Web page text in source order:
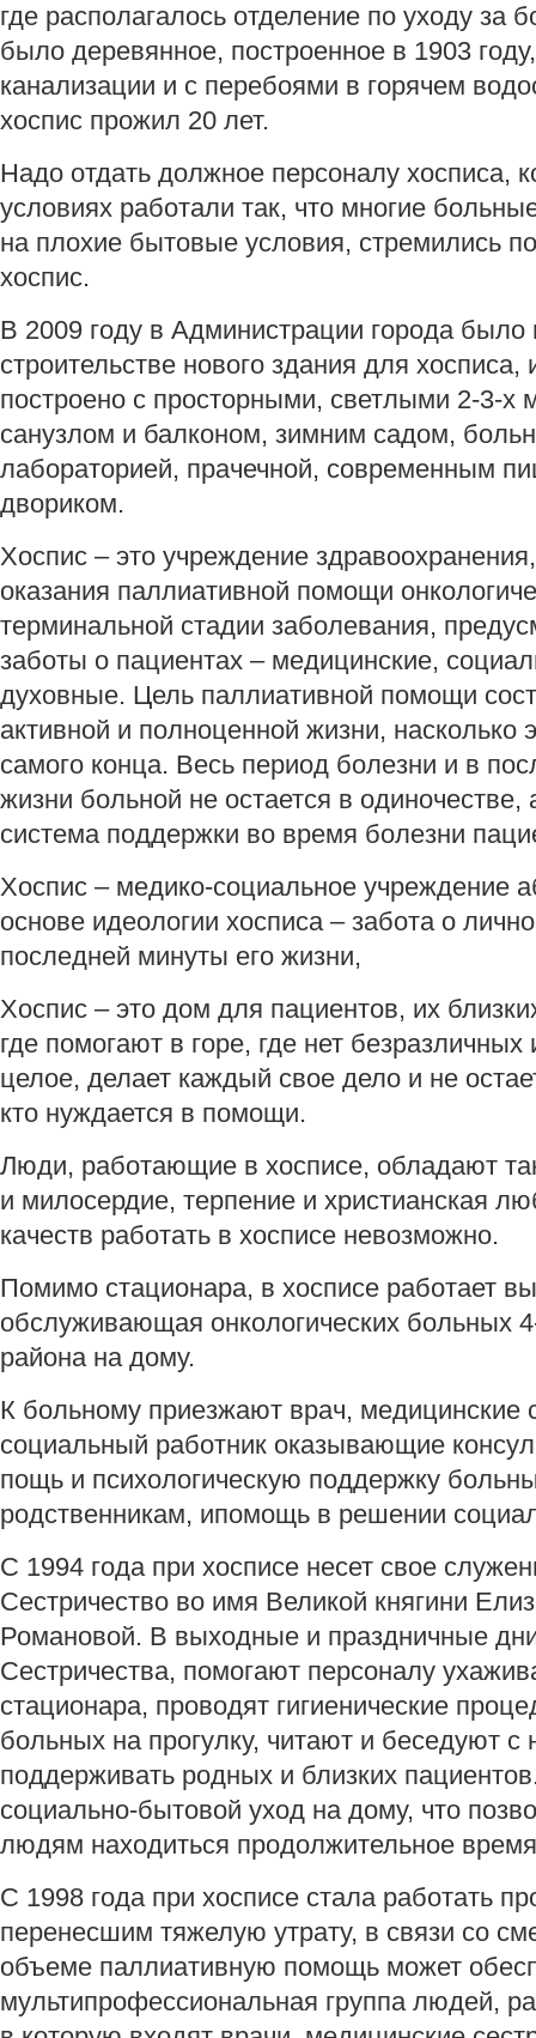
где располагалось отделение по уходу за
было деревянное, построенное в 1903
канализации и с перебоями в горячем
хоспис прожил 20 лет.
Надо отдать должное персоналу хосписа,
условиях работали так, что многие
на плохие бытовые условия, стремились
хоспис.
В 2009 году в Администрации города
строительстве нового здания для
построено с просторными, светлыми 2-3-х
санузлом и балконом, зимним садом,
лабораторией, прачечной, современным
двориком.
Хоспис – это учреждение
оказания паллиативной помощи
терминальной стадии заболевания,
заботы о пациентах – медицинские,
духовные. Цель паллиативной помощи
активной и полноценной жизни, насколько
самого конца. Весь период болезни и в
жизни больной не остается в одиночестве,
система поддержки во время болезни
Хоспис – медико-социальное учреждение
основе идеологии хосписа – забота о
последней минуты его жизни,
Хоспис – это дом для пациентов, их
где помогают в горе, где нет
целое, делает каждый свое дело и не
кто нуждается в помощи.
Люди, работающие в хосписе, обладают
и милосердие, терпение и христианская
качеств работать в хосписе невозможно.
Помимо стационара, в хосписе работает
обслуживающая онкологических больных
района на дому.
К больному приезжают врач, медицинские
социальный работник оказывающие
пощь и психологическую поддержку
родственникам, ипомощь в решении
С 1994 года при хосписе несет свое
Сестричество во имя Великой княгини
Романовой. В выходные и праздничные
Сестричества, помогают персоналу
стационара, проводят гигиенические
больных на прогулку, читают и беседуют с
поддерживать родных и близких
социально-бытовой уход на дому, что
людям находиться продолжительное
С 1998 года при хосписе стала работать
перенесшим тяжелую утрату, в связи со
объеме паллиативную помощь может
мультипрофессиональная группа людей,